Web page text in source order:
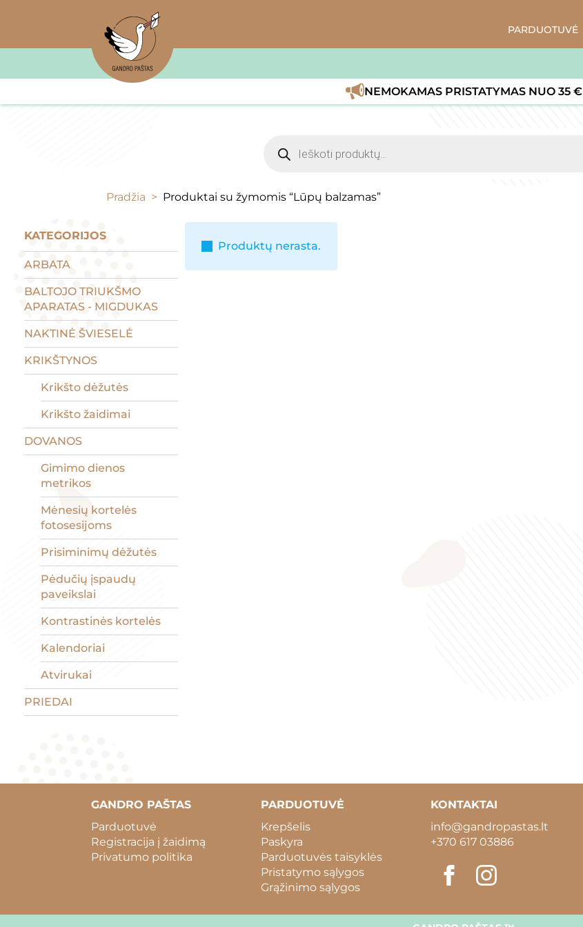
PARDUOTUVĖ
NEMOKAMAS PRISTATYMAS NUO 35 €
search
Pradžia Produktai su žymomis “Lūpų balzamas”
KATEGORIJOS
ARBATA
BALTOJO TRIUKŠMO
APARATAS - MIGDUKAS
NAKTINĖ ŠVIESELĖ
KRIKŠTYNOS
Krikšto dėžutės
Krikšto žaidimai
DOVANOS
Gimimo dienos
metrikos
Mėnesių kortelės
fotosesijoms
Prisiminimų dėžutės
Pėdučių įspaudų
paveikslai
Kontrastinės kortelės
Kalendoriai
Atvirukai
PRIEDAI
Produktų nerasta.
GANDRO PAŠTAS
Parduotuvė
Registracija į žaidimą
Privatumo politika
PARDUOTUVĖ
Krepšelis
Paskyra
Parduotuvės taisyklės
Pristatymo sąlygos
Grąžinimo sąlygos
KONTAKTAI
info@gandropastas.lt
+370 617 03886